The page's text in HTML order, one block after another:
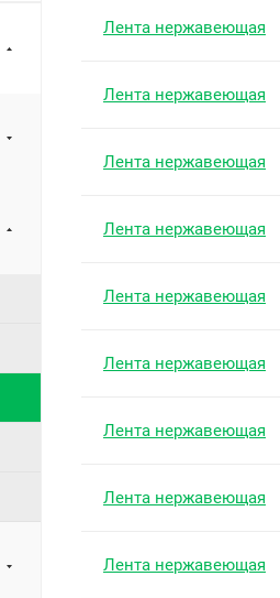
Лента нержавеющая
Лента нержавеющая
Лента нержавеющая
Лента нержавеющая
Лента нержавеющая
Лента нержавеющая
Лента нержавеющая
Лента нержавеющая
Лента нержавеющая